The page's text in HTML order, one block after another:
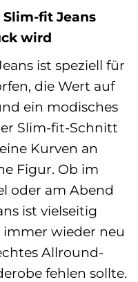
fit Jeans
wird
ist speziell für
die Wert auf
ein modisches
Slim-fit-Schnitt
Kurven an
Figur. Ob im
oder am Abend
ist vielseitig
immer wieder neu
Allround-
fehlen sollte.